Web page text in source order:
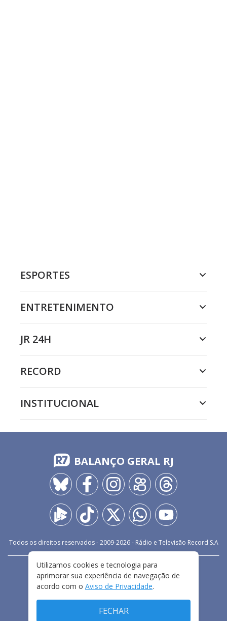
ESPORTES
ENTRETENIMENTO
JR 24H
RECORD
INSTITUCIONAL
BALANÇO GERAL RJ
Todos os direitos reservados - 2009-2026- Rádio e Televisão Record S.A
FALE CONOSCO
PRIVACIDADE
TERMOS E CONDIÇÕES DE USO
Utilizamos cookies e tecnologia para
aprimorar sua experiência de navegação de
acordo com o Aviso de Privacidade.
FECHAR